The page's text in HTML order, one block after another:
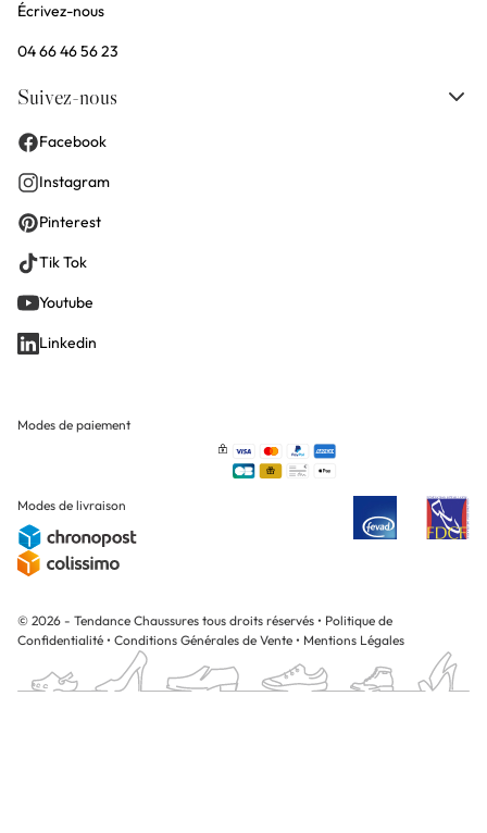
Écrivez-nous
04 66 46 56 23
Suivez-nous
Facebook
Instagram
Pinterest
Tik Tok
Youtube
Linkedin
Modes de paiement
Modes de livraison
© 2026 - Tendance Chaussures tous droits réservés • Politique de
Confidentialité • Conditions Générales de Vente • Mentions Légales